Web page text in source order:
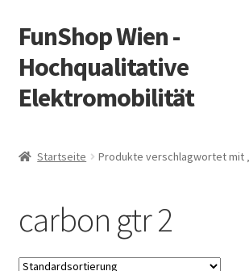
Zur
Navigation
springen
Zum
Inhalt
springen
FunShop Wien -
Hochqualitative
Elektromobilität
Vorsicht Internetbetrug
Über FunShop
Startseite Produkte verschlagwortet mit
carbon gtr 2